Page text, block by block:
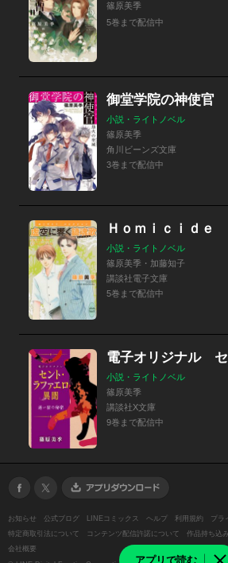
アプリで読む
篠原美季
5巻まで配信中
御堂学院の神使官
小説・ライトノベル
篠原美季
角川ビーンズ文庫
3巻まで配信中
小説・ライトノベル
篠原美季・加藤知子
講談社電子文庫
5巻まで配信中
小説・ライトノベル
篠原美季
講談社X文庫
9巻まで配信中
お知らせ 公式ブログ LINEコミックス ヘルプ 利用規約
プラ
特定商取引法について
コンテンツ配信許諾について 作品持ち込
会社概要